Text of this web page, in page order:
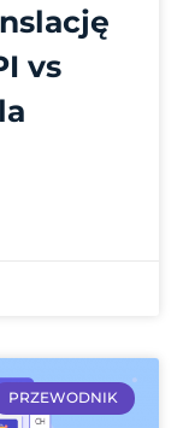
vs
PRZEWODNIK